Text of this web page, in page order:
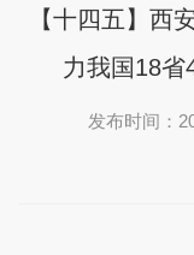
【十四五】西
力我国18省
发布时间：